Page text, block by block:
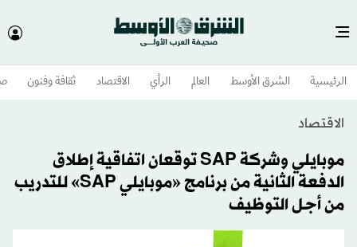
الرئيسية الشرق الأوسط​ العالم الرأي الاقتصاد ثقافة وفنون
الاقتصاد
موبايلي وشركة SAP توقعان اتفاقية إطلاق
الدفعة الثانية من برنامج «موبايلي SAP» للتدريب
من أجل التوظيف